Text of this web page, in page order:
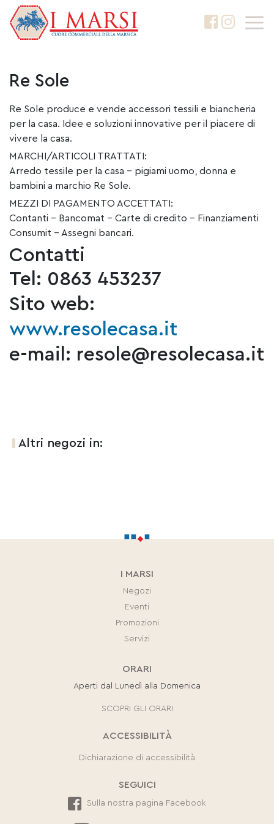
Re Sole
Re Sole produce e vende accessori tessili e biancheria
per la casa. Idee e soluzioni innovative per il piacere di
vivere la casa.
MARCHI/ARTICOLI TRATTATI:
Arredo tessile per la casa – pigiami uomo, donna e
bambini a marchio Re Sole.
MEZZI DI PAGAMENTO ACCETTATI:
Contanti – Bancomat – Carte di credito – Finanziamenti
Consumit – Assegni bancari.
Contatti
Tel: 0863 453237
Sito web:
www.resolecasa.it
e-mail: resole@resolecasa.it
Altri negozi in:
I MARSI
Negozi
Eventi
Promozioni
Servizi
ORARI
Aperti dal Lunedì alla Domenica
SCOPRI GLI ORARI
ACCESSIBILITÀ
Dichiarazione di accessibilità
SEGUICI
Sulla nostra pagina Facebook